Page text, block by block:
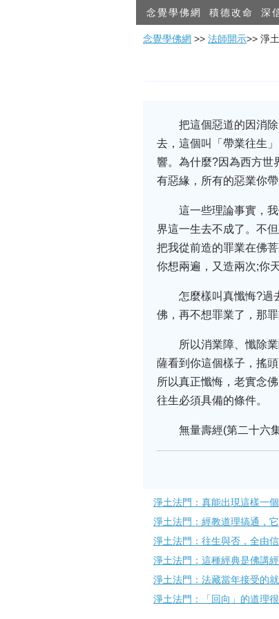
念覺學佛網 積德改命 深
念覺學佛網 >> 法師開示>> 淨
把這個惡道的因消
去，這個叫「帶業往生
響。為什麼?因為西方世
有惡緣，所有的惡業你
這一些理論事實，
界這一生去不成了。不
把我從前造的罪業在佛
你想兩遍，又造兩次;你
怎麼樣叫真懺悔?過
佛，再不想罪業了，那
所以消業障、懺除
薩看到你這個樣子，搖
所以真正懺悔，老實念
往生必須具備的條件。
無量壽經(第二十六
淨土法門：真能出現這樣一
淨土法門：經教道理搞通，
淨土法門：往生與否，全由
淨土法門：這種經典是佛講
淨土法門：法藏當年接受的
淨土法門：「回向」的道理